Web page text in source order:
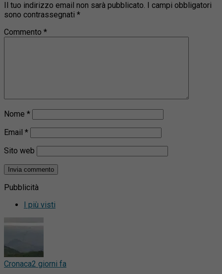
Il tuo indirizzo email non sarà pubblicato.
I campi obbligatori
sono contrassegnati *
Commento *
Nome *
Email *
Sito web
Pubblicità
I più visti
Cronaca2 giorni fa